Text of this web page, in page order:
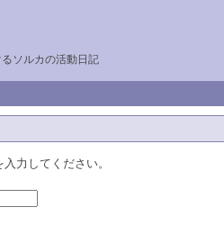
ソルカの活動日記
力してください。